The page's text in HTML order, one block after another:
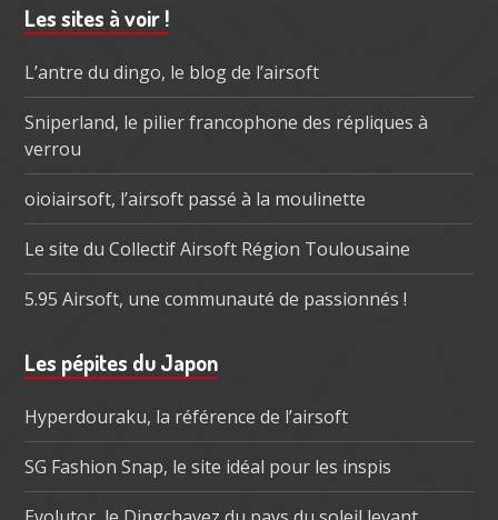
Barre
subsidiaire
Les sites à voir !
L’antre du dingo, le blog de l’airsoft
Sniperland, le pilier francophone des répliques à
verrou
oioiairsoft, l’airsoft passé à la moulinette
Le site du Collectif Airsoft Région Toulousaine
5.95 Airsoft, une communauté de passionnés !
Les pépites du Japon
Hyperdouraku, la référence de l’airsoft
SG Fashion Snap, le site idéal pour les inspis